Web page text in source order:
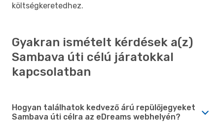
költségkeretedhez.
Gyakran ismételt kérdések a(z)
Sambava úti célú járatokkal
kapcsolatban
Hogyan találhatok kedvező árú repülőjegyeket
Sambava úti célra az eDreams webhelyén?